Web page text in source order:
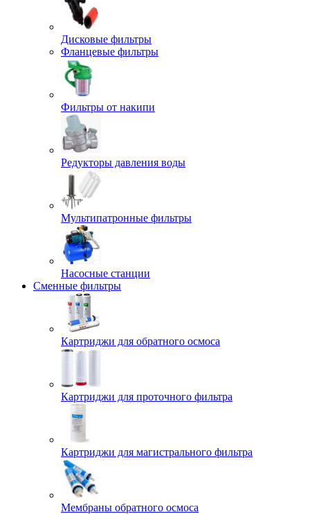
Дисковые фильтры
Фланцевые фильтры
Фильтры от накипи
Редукторы давления воды
Мультипатронные фильтры
Насосные станции
Сменные фильтры
Картриджи для обратного осмоса
Картриджи для проточного фильтра
Картриджи для магистрального фильтра
Мембраны обратного осмоса